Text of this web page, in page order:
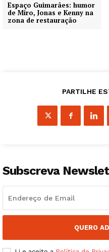
Espaço Guimarães: humor
de Miro, Jonas e Kenny na
zona de restauração
PARTILHE
Subscreva
QUERO